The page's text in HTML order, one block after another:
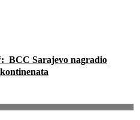
BCC Sarajevo nagradio